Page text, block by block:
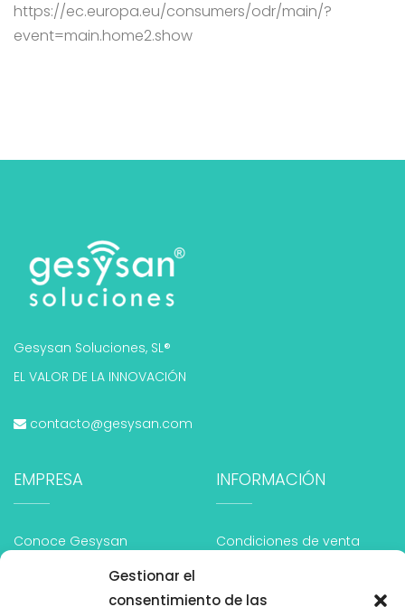
Gestionar el
consentimiento de las
https://ec.europa.eu/consumers/odr/main/?
event=main.home2.show
Gesysan Soluciones, SL®
EL VALOR DE LA INNOVACIÓN
contacto@gesysan.com
EMPRESA
Conoce Gesysan
INFORMACIÓN
Condiciones de venta